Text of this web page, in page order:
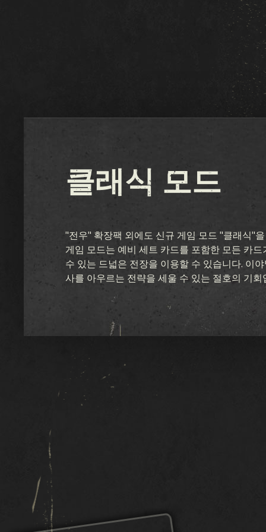
클래식 모드
"전우" 확장팩 외에도 신규 게임 모드 "클래식"
게임 모드는 예비 세트 카드를 포함한 모든 카
수 있는 드넓은 전장을 이용할 수 있습니다. 이
사를 아우르는 전략을 세울 수 있는 절호의 기회